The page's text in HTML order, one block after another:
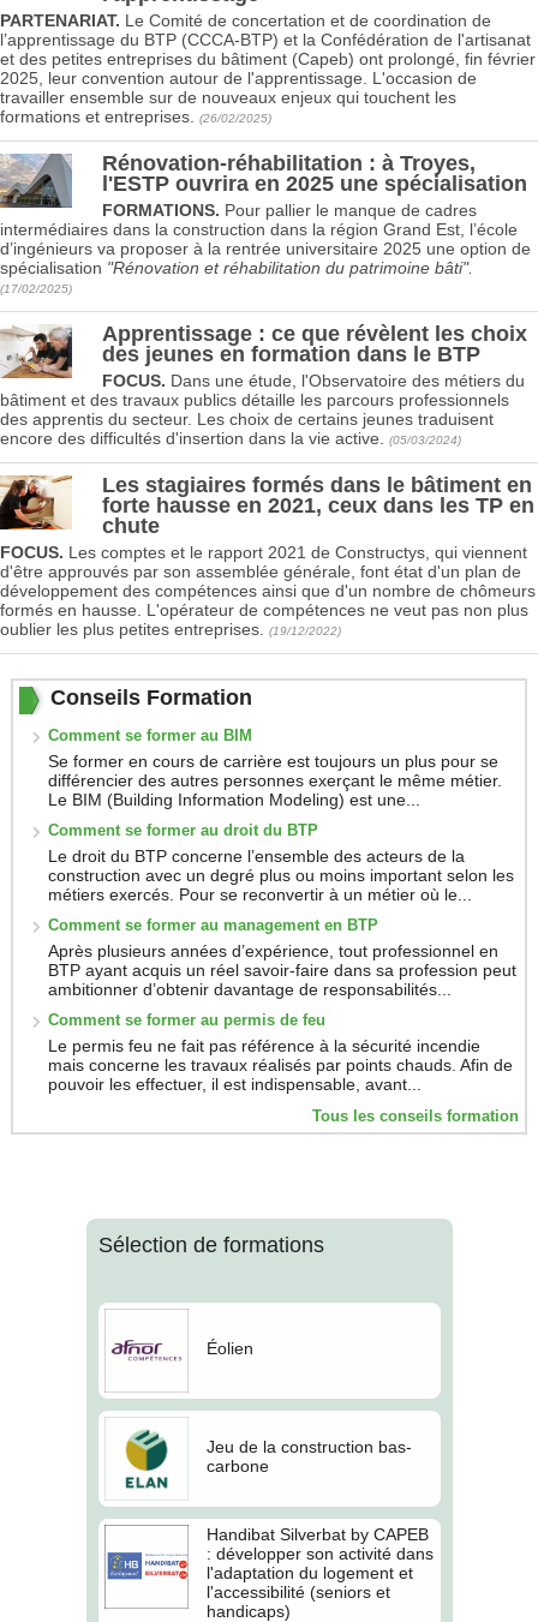
PARTENARIAT. Le Comité de concertation et de coordination de
l’apprentissage du BTP (CCCA-BTP) et la Confédération de l'artisanat
et des petites entreprises du bâtiment (Capeb) ont prolongé, fin février
2025, leur convention autour de l'apprentissage. L'occasion de
travailler ensemble sur de nouveaux enjeux qui touchent les
formations et entreprises.
(26/02/2025)
Rénovation-réhabilitation : à Troyes,
l'ESTP ouvrira en 2025 une spécialisation
FORMATIONS. Pour pallier le manque de cadres
intermédiaires dans la construction dans la région Grand Est, l’école
d’ingénieurs va proposer à la rentrée universitaire 2025 une option de
spécialisation "Rénovation et réhabilitation du patrimoine bâti".
(17/02/2025)
Apprentissage : ce que révèlent les choix
des jeunes en formation dans le BTP
FOCUS. Dans une étude, l'Observatoire des métiers du
bâtiment et des travaux publics détaille les parcours professionnels
des apprentis du secteur. Les choix de certains jeunes traduisent
encore des difficultés d'insertion dans la vie active.
(05/03/2024)
Les stagiaires formés dans le bâtiment en
forte hausse en 2021, ceux dans les TP en
chute
FOCUS. Les comptes et le rapport 2021 de Constructys, qui viennent
d'être approuvés par son assemblée générale, font état d'un plan de
développement des compétences ainsi que d'un nombre de chômeurs
formés en hausse. L'opérateur de compétences ne veut pas non plus
oublier les plus petites entreprises.
(19/12/2022)
Conseils Formation
Comment se former au BIM
Se former en cours de carrière est toujours un plus pour se
différencier des autres personnes exerçant le même métier.
Le BIM (Building Information Modeling) est une...
Comment se former au droit du BTP
Le droit du BTP concerne l’ensemble des acteurs de la
construction avec un degré plus ou moins important selon les
métiers exercés. Pour se reconvertir à un métier où le...
Comment se former au management en BTP
Après plusieurs années d’expérience, tout professionnel en
BTP ayant acquis un réel savoir-faire dans sa profession peut
ambitionner d’obtenir davantage de responsabilités...
Comment se former au permis de feu
Le permis feu ne fait pas référence à la sécurité incendie
mais concerne les travaux réalisés par points chauds. Afin de
pouvoir les effectuer, il est indispensable, avant...
Tous les conseils formation
Sélection de formations
Éolien
Jeu de la construction bas-
carbone
Handibat Silverbat by CAPEB
: développer son activité dans
l'adaptation du logement et
l'accessibilité (seniors et
handicaps)